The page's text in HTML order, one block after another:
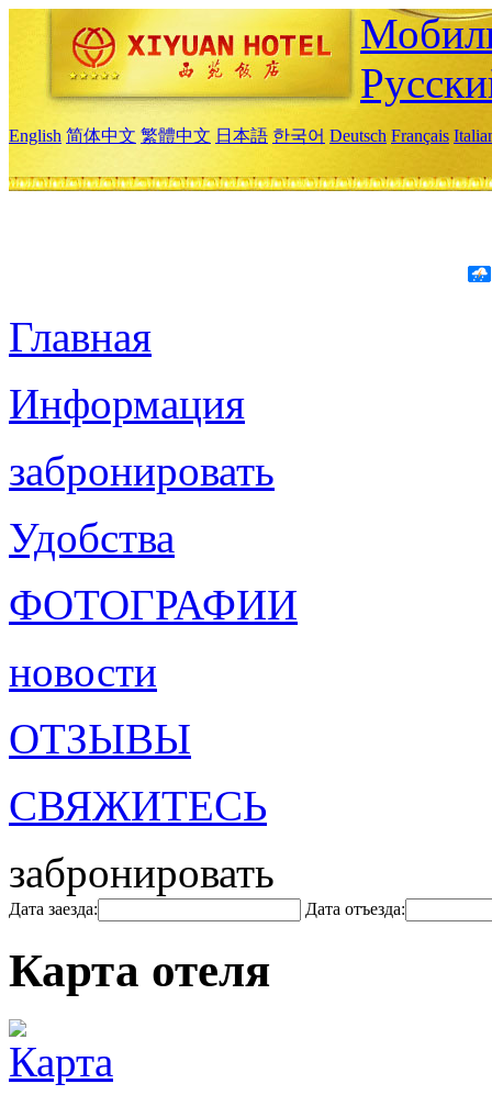
English 简体中文 繁體中文 日本語 한국어 Deutsch Français
Главная
Информация
забронировать
Удобства
ФОТОГРАФИИ
новости
ОТЗЫВЫ
СВЯЖИТЕСЬ
забронировать
Дата заезда: Дата отъезда:
Карта отеля